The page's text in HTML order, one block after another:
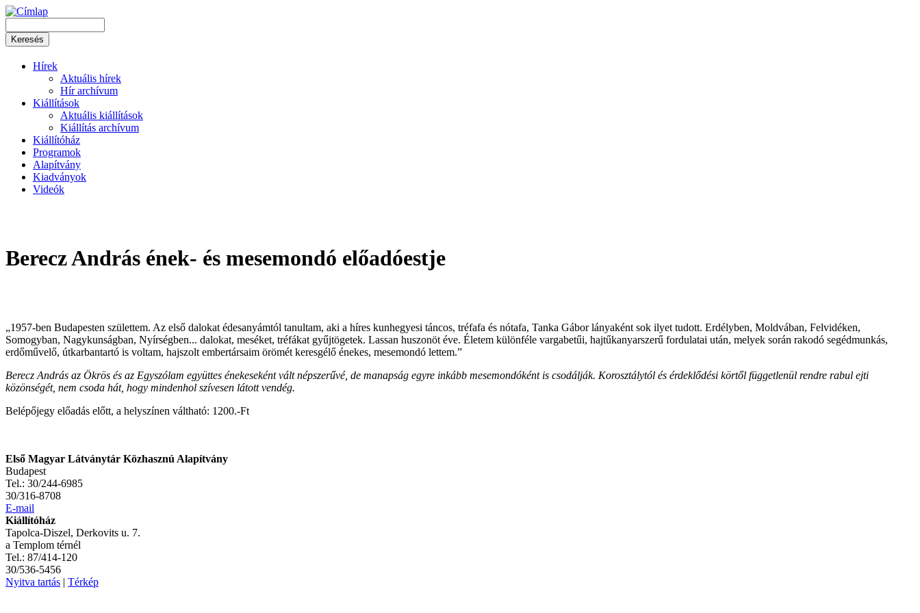
Hírek
Aktuális hírek
Hír archívum
Kiállítások
Aktuális kiállítások
Kiállítás archívum
Kiállítóház
Programok
Alapítvány
Kiadványok
Videók
Berecz András ének- és mesemondó előadóestje
„1957-ben Budapesten születtem. Az első dalokat édesanyámtól tanultam, aki a híres kunhegyesi táncos, tréfafa és nótafa, Tanka Gábor lányaként sok ilyet tudott. Erdélyben, Moldvában, Felvidéken,
Somogyban, Nagykunságban, Nyírségben... dalokat, meséket, tréfákat gyűjtögetek. Lassan huszonöt éve. Életem különféle vargabetűi, hajtűkanyarszerű fordulatai után, melyek során rakodó segédmunkás,
erdőművelő, útkarbantartó is voltam, hajszolt embertársaim örömét keresgélő énekes, mesemondó lettem.”
Berecz András az Ökrös és az Egyszólam együttes énekeseként vált népszerűvé, de manapság egyre inkább mesemondóként is csodálják. Korosztálytól és érdeklődési körtől függetlenül rendre rabul ejti
közönségét, nem csoda hát, hogy mindenhol szívesen látott vendég.
Belépőjegy előadás előtt, a helyszínen váltható: 1200.-Ft
Első Magyar Látványtár Közhasznú Alapítvány
Budapest
Tel.: 30/244-6985
30/316-8708
E-mail
Kiállítóház
Tapolca-Diszel, Derkovits u. 7.
a Templom térnél
Tel.: 87/414-120
30/536-5456
Nyitva tartás | Térkép